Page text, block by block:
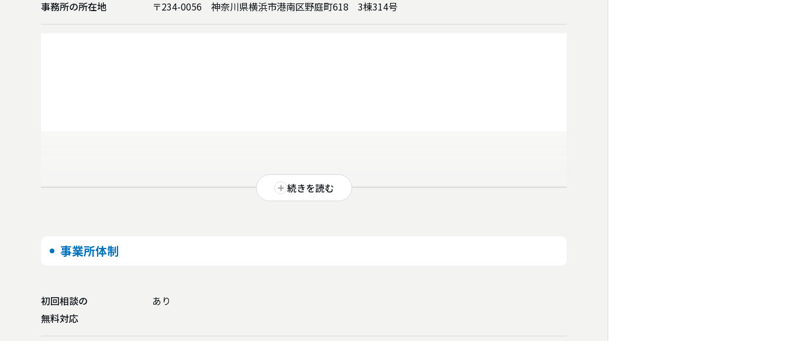
事務所の所在地 〒234-0056 神奈川県横浜市港南区野庭町618 3棟314号
続きを読む
事業所体制
初回相談の
無料対応
あり